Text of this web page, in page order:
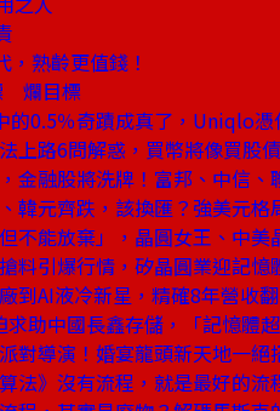
，熟齡更值錢！
爛目標
的0.5％奇蹟成真了，Uniqlo憑
上路6問解惑，買幣將像買股
金融股將洗牌！富邦、中信、
韓元齊跌，該換匯？強美元格
不能放棄」，晶圓女王、中
料引爆行情，矽晶圓業迎記憶
到AI液冷新星，精確8年營收
求助中國長鑫存儲，「記憶體
對導演！婚宴龍頭新天地一絕
法》沒有流程，就是最好的流